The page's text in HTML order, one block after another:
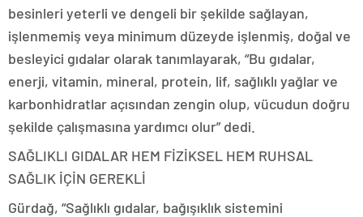
besinleri yeterli ve dengeli bir şekilde sağlayan,
işlenmemiş veya minimum düzeyde işlenmiş, doğal ve
besleyici gıdalar olarak tanımlayarak, “Bu gıdalar,
enerji, vitamin, mineral, protein, lif, sağlıklı yağlar ve
karbonhidratlar açısından zengin olup, vücudun doğru
şekilde çalışmasına yardımcı olur” dedi.
SAĞLIKLI GIDALAR HEM FİZİKSEL HEM RUHSAL
SAĞLIK İÇİN GEREKLİ
Gürdağ, “Sağlıklı gıdalar, bağışıklık sistemini